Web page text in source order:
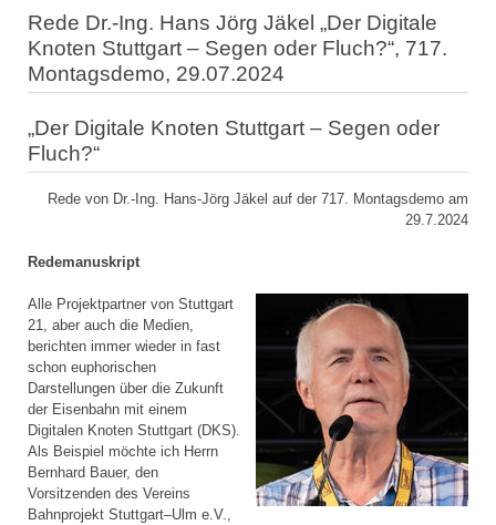
Rede Dr.-Ing. Hans Jörg Jäkel „Der Digitale
Knoten Stuttgart – Segen oder Fluch?“, 717.
Montagsdemo, 29.07.2024
„Der Digitale Knoten Stuttgart – Segen oder
Fluch?“
Rede von Dr.-Ing. Hans-Jörg Jäkel auf der 717. Montagsdemo am
29.7.2024
Redemanuskript
Alle Projektpartner von Stuttgart
21, aber auch die Medien,
berichten immer wieder in fast
schon euphorischen
Darstellungen über die Zukunft
der Eisenbahn mit einem
Digitalen Knoten Stuttgart (DKS).
Als Beispiel möchte ich Herrn
Bernhard Bauer, den
Vorsitzenden des Vereins
Bahnprojekt Stuttgart–Ulm e.V.,